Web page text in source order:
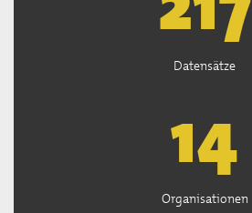
Datensätze
15
Organisationen